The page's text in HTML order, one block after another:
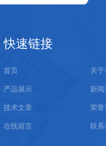
快速链接
首页 关于
产品展示 新
技术文章 荣誉
在线留言 联系